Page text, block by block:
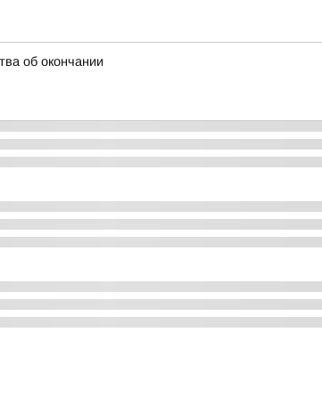
об окончании